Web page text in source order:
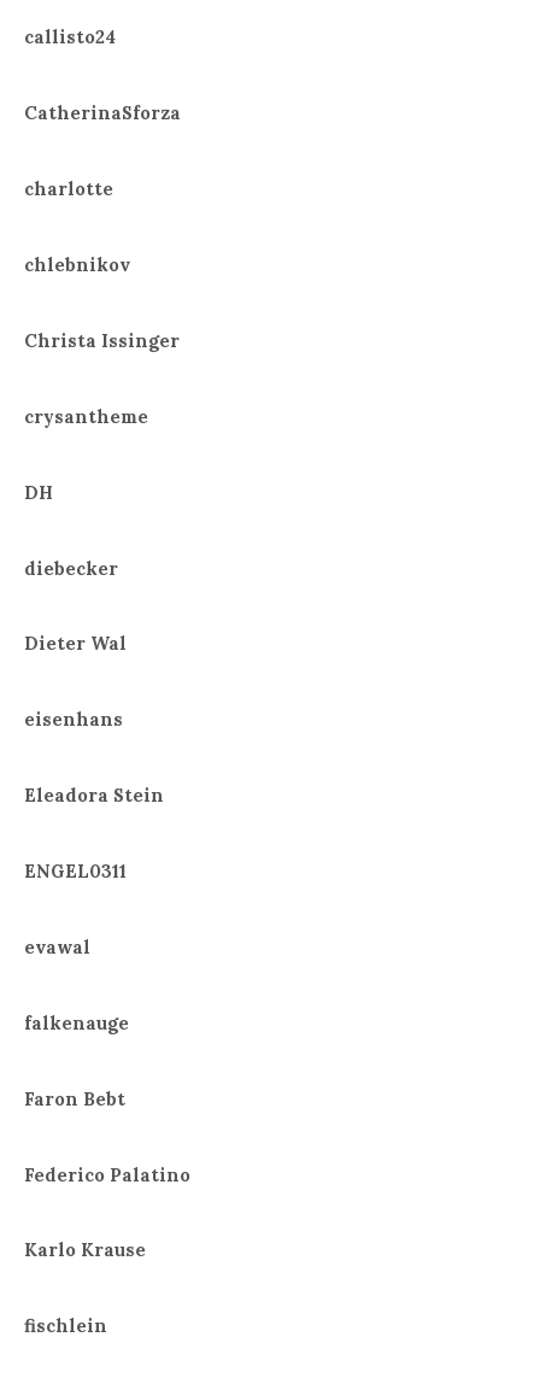
callisto24
CatherinaSforza
charlotte
chlebnikov
Christa Issinger
crysantheme
DH
diebecker
Dieter Wal
eisenhans
Eleadora Stein
ENGEL0311
evawal
falkenauge
Faron Bebt
Federico Palatino
Karlo Krause
fischlein